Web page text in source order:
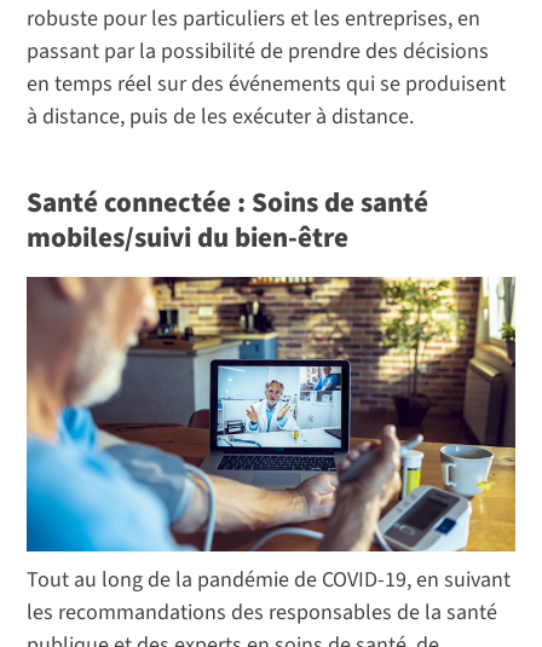
robuste pour les particuliers et les entreprises, en
passant par la possibilité de prendre des décisions
en temps réel sur des événements qui se produisent
à distance, puis de les exécuter à distance.
Santé connectée : Soins de santé
mobiles/suivi du bien-être
Tout au long de la pandémie de COVID-19, en suivant
les recommandations des responsables de la santé